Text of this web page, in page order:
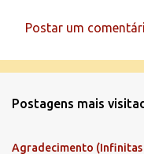
e
Postar um
Postagens mais
Agradecimento (Infinitas